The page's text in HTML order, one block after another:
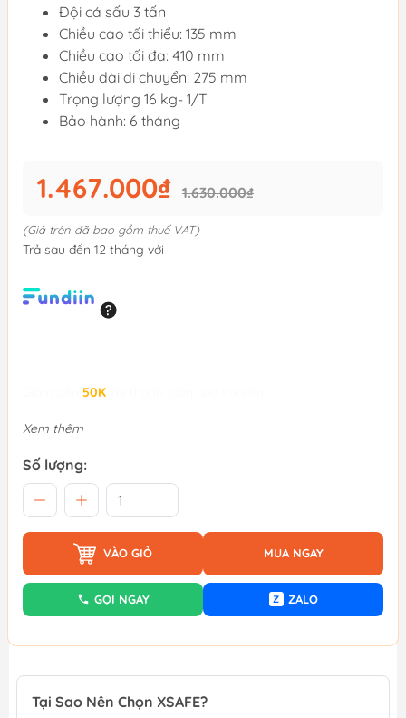
Đội cá sấu 3 tấn
Chiều cao tối thiểu: 135 mm
Chiều cao tối đa: 410 mm
Chiều dài di chuyển: 275 mm
Trọng lượng 16 kg- 1/T
Bảo hành: 6 tháng
1.467.000₫ 1.630.000₫
(Giá trên đã bao gồm thuế VAT)
Trả sau đến 12 tháng với
50K
Xem thêm
Số lượng:
VÀO GIỎ MUA NGAY
GỌI NGAY Z ZALO
Tại Sao Nên Chọn XSAFE?